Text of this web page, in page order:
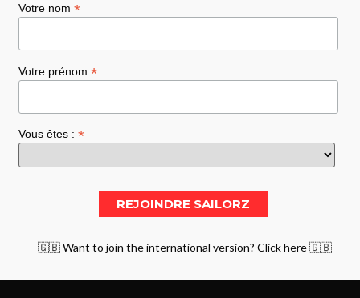
Votre nom *
Votre prénom *
Vous êtes : *
🇬🇧 Want to join the international version? Click here 🇬🇧